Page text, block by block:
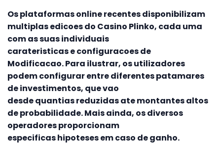
Os plataformas online recentes disponibilizam
multiplas edicoes do Casino Plinko, cada uma
com as suas individuais
carateristicas e configuracoes de
Modificacao. Para ilustrar, os utilizadores
podem configurar entre diferentes patamares
de investimentos, que vao
desde quantias reduzidas ate montantes altos
de probabilidade. Mais ainda, os diversos
operadores proporcionam
especificas hipoteses em caso de ganho.